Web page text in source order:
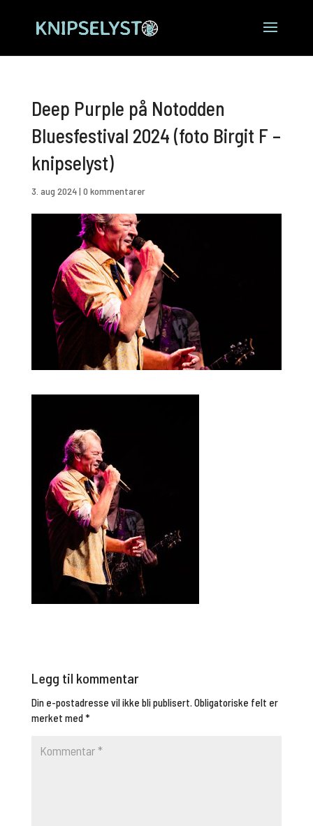
Deep Purple på Notodden
Bluesfestival 2024 (foto Birgit F –
knipselyst)
3. aug 2024| 0 kommentarer
Legg til kommentar
Din e-postadresse vil ikke bli publisert. Obligatoriske felt er
merket med*